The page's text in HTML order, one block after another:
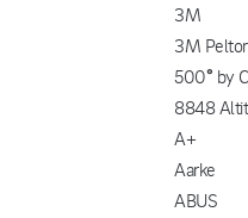
3M
3M Peltor
500° by
8848
A+
Aarke
ABUS